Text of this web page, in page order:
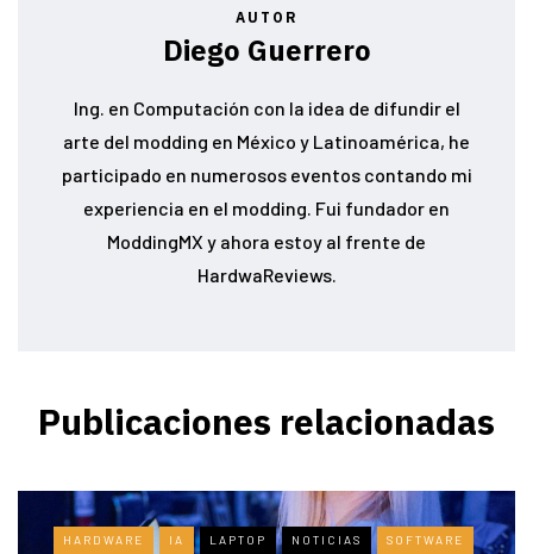
AUTOR
Diego Guerrero
Ing. en Computación con la idea de difundir el
arte del modding en México y Latinoamérica, he
participado en numerosos eventos contando mi
experiencia en el modding. Fui fundador en
ModdingMX y ahora estoy al frente de
HardwaReviews.
Publicaciones relacionadas
HARDWARE IA LAPTOP NOTICIAS SOFTWARE